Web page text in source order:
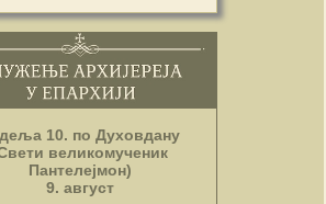
10. по Духовдану
великомученик
Пантелејмон)
9. август